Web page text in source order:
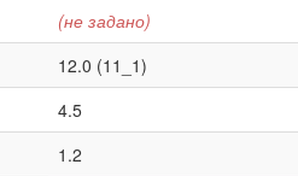
(не задано)
12.0 (11_1)
4.5
1.2